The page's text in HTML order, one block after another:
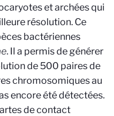
et archées qui
résolution. Ce
bactériennes
. Il a permis de générer
de 500 paires de
chromosomiques au
encore été détectées.
de contact